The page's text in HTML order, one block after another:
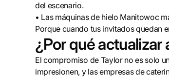
del escenario.
• Las máquinas de hielo Manitowoc
Porque cuando tus invitados quedan
¿Por qué actualizar
El compromiso de Taylor no es solo
impresionen, y las empresas de